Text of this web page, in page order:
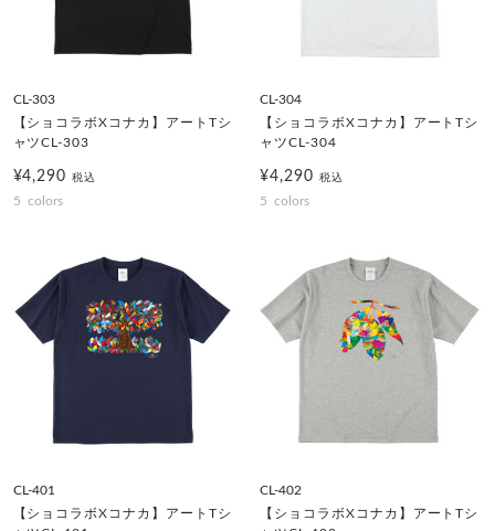
CL-303
【ショコラボXコナカ】アートTシ
ャツCL-303
¥4,290税込
5 colors
CL-304
【ショコラボXコナカ】アートTシ
ャツCL-304
¥4,290 税込
5 colors
CL-401
【ショコラボXコナカ】アートTシ
CL-402
【ショコラボXコナカ】アートTシ